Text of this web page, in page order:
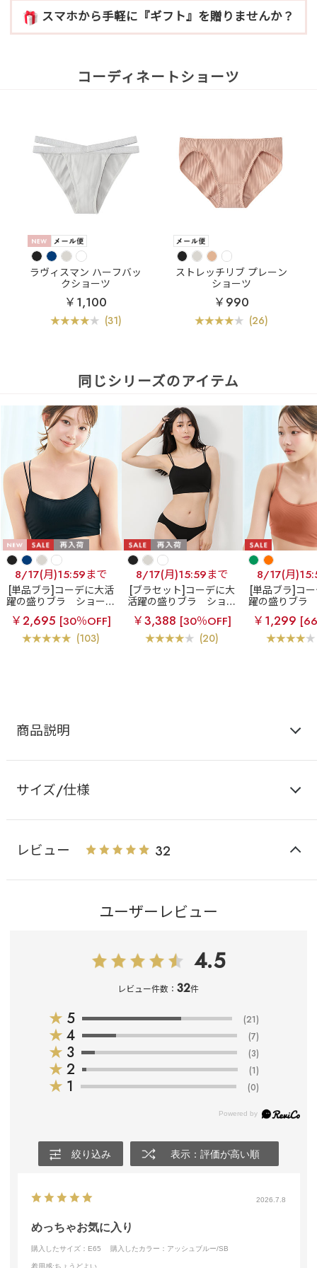
スマホから手軽に『ギフト』を贈りませんか？
コーディネートショーツ
ラヴィスマン ハーフバッ
クショーツ
￥1,100
(31)
ストレッチリブ プレーン
ショーツ
￥990
(26)
同じシリーズのアイテム
8/17(月)15:59まで
[単品ブラ]コーデに大活
躍の盛りブラ
ショート
レングス ブラトップ 超
盛ブラ(R) 単品ブラジャ
ー
￥2,695 [30％OFF]
(103)
8/17(月)15:59まで
[ブラセット]コーデに大
活躍の盛りブラ
ショー
トレングス ブラトップ
超盛ブラ(R) ブラジャー&
ショーツ
￥3,388 [30％OFF]
(20)
8/17(月
[単品ブラ]コ
躍の盛りブラ
レングス ブ
盛ブラ(R) 単
ー
￥1,299
商品説明
サイズ/仕様
レビュー 32
ユーザーレビュー
4.5
レビュー件数：32件
★ 5 (21)
★ 4 (7)
★ 3 (3)
★ 2 (1)
★ 1 (0)
絞り込み 表示：評価が高い順
2026.7.8
めっちゃお気に入り
購入したサイズ：E65 購入したカラー：アッシュブルー/SB
着用感:ちょうどよい